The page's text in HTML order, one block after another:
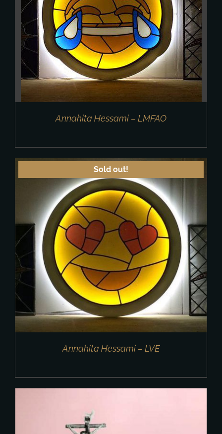
Annahita Hessami – LMFAO
Sold out!
Annahita Hessami – LVE